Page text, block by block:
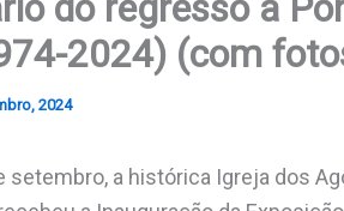
2024) (com
2024
setembro, a histórica Igreja dos